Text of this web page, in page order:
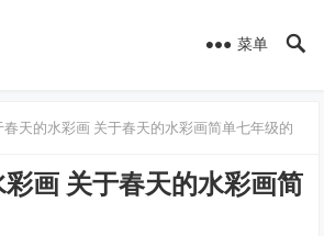
菜单
春天的水彩画 关于春天的水彩画简单七年级的
画 关于春天的水彩画简